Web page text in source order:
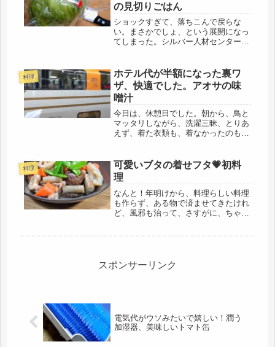
の見切りごはん
ショックすぎて、落ちこんで戻らな
い。まさかでしょ、という展開になっ
てしまった。シルバー人材センターか
でできるところは剪定する計画。去年
購入した、ヘッジトリマーが心強い味
方。...
料理
ホテル代が半額になった裏ワ
ザ、快適でした。アオサの味
噌汁
今日は、休憩日でした。朝から、鳥と
マッタリしながら、洗濯三昧、とりあ
えず、着た衣類も、着なかったのも、
い。明日は、大阪を案内する日で、さ
て、どこを案内するかだけど、本人
は、...
料理
可愛いブタの着せフタ💗初料
理
なんと！年明けから、料理らしい料理
も作らず、ある物で済ませてきたけれ
ど、風邪も治って、さすがに、ちゃん
す。...
スポンサーリンク
電気代がウソみたいで嬉しい！潤う
加湿器、美味しいトマト缶